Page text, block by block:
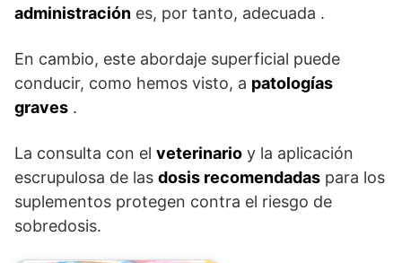
administración es, por tanto, adecuada .
En cambio, este abordaje superficial puede
conducir, como hemos visto, a patologías
graves .
La consulta con el veterinario y la aplicación
escrupulosa de las dosis recomendadas para los
suplementos protegen contra el riesgo de
sobredosis.